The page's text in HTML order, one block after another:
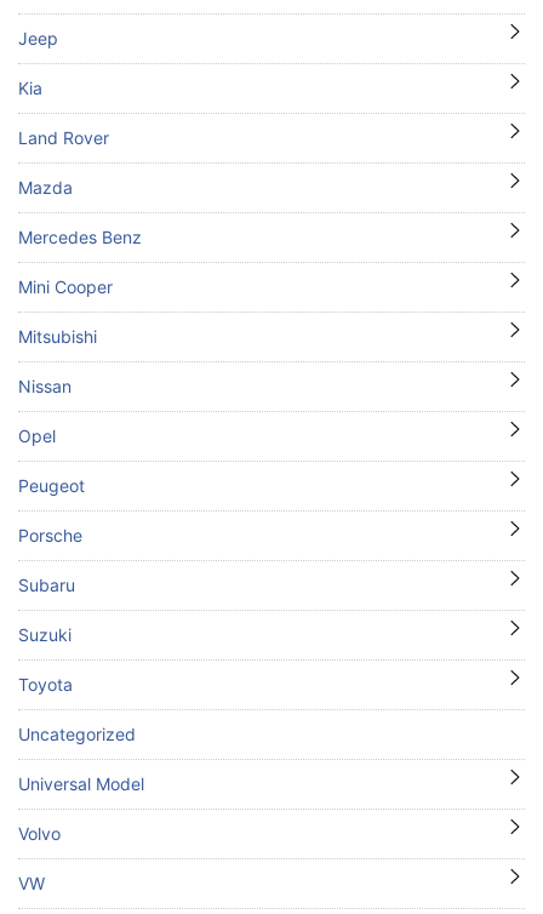
Jeep
Kia
Land Rover
Mazda
Mercedes Benz
Mini Cooper
Mitsubishi
Nissan
Opel
Peugeot
Porsche
Subaru
Suzuki
Toyota
Uncategorized
Universal Model
Volvo
VW